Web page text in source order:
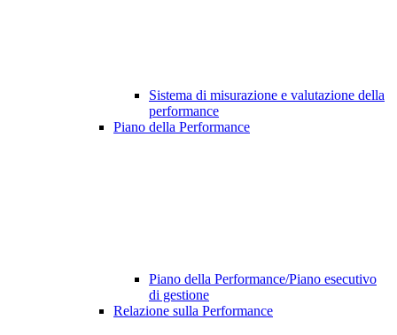
Sistema di misurazione e valutazione della
performance
Piano della Performance
Piano della Performance/Piano esecutivo
di gestione
Relazione sulla Performance